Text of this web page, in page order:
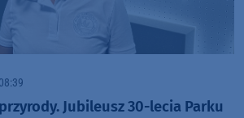
Jubileusz 30-lecia Parku